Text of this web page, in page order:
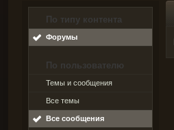
По типу контента
Форумы
По пользователю
Темы и сообщения
Все темы
Все сообщения